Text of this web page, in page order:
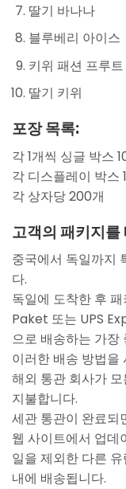
딸기 바나나
블루베리 아이스
키위 패션 프루
딸기 키위
포장 목록:
각 1개씩 싱글 박스
각 디스플레이 박스
각 상자당 200개
고객의 패키지
중국에서 독일까지
다.
독일에 도착한 후
Paket 또는 UPS
으로 배송하는 가장
이러한 배송 방법을
해외 통관 회사가
지불합니다.
세관 통관이 완료되
웹 사이트에서 업데
일을 제외한 다른
내에 배송됩니다.